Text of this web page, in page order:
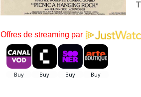
Offres de streaming par